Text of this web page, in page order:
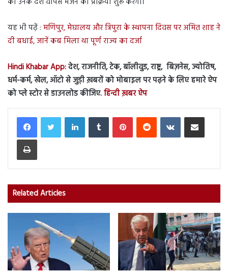
यह भी पढ़ें : मणिपुर, मेघालय और त्रिपुरा के स्थापना दिवस पर अमित शाह ने
दी बधाई, जानें कब मिला था पूर्ण राज्य का दर्जा
Hindi Khabar App:देश, राजनीति, टेक, बॉलीवुड, राष्ट्र, बिज़नेस, ज्योतिष,
धर्म-कर्म, खेल, ऑटो से जुड़ी ख़बरों को मोबाइल पर पढ़ने के लिए हमारे ऐप
को प्ले स्टोर से डाउनलोड कीजिए.हिन्दी ख़बर ऐप
LinkedInTumblr PinterestReddit VKontakteShare via Email
Print
Related Articles